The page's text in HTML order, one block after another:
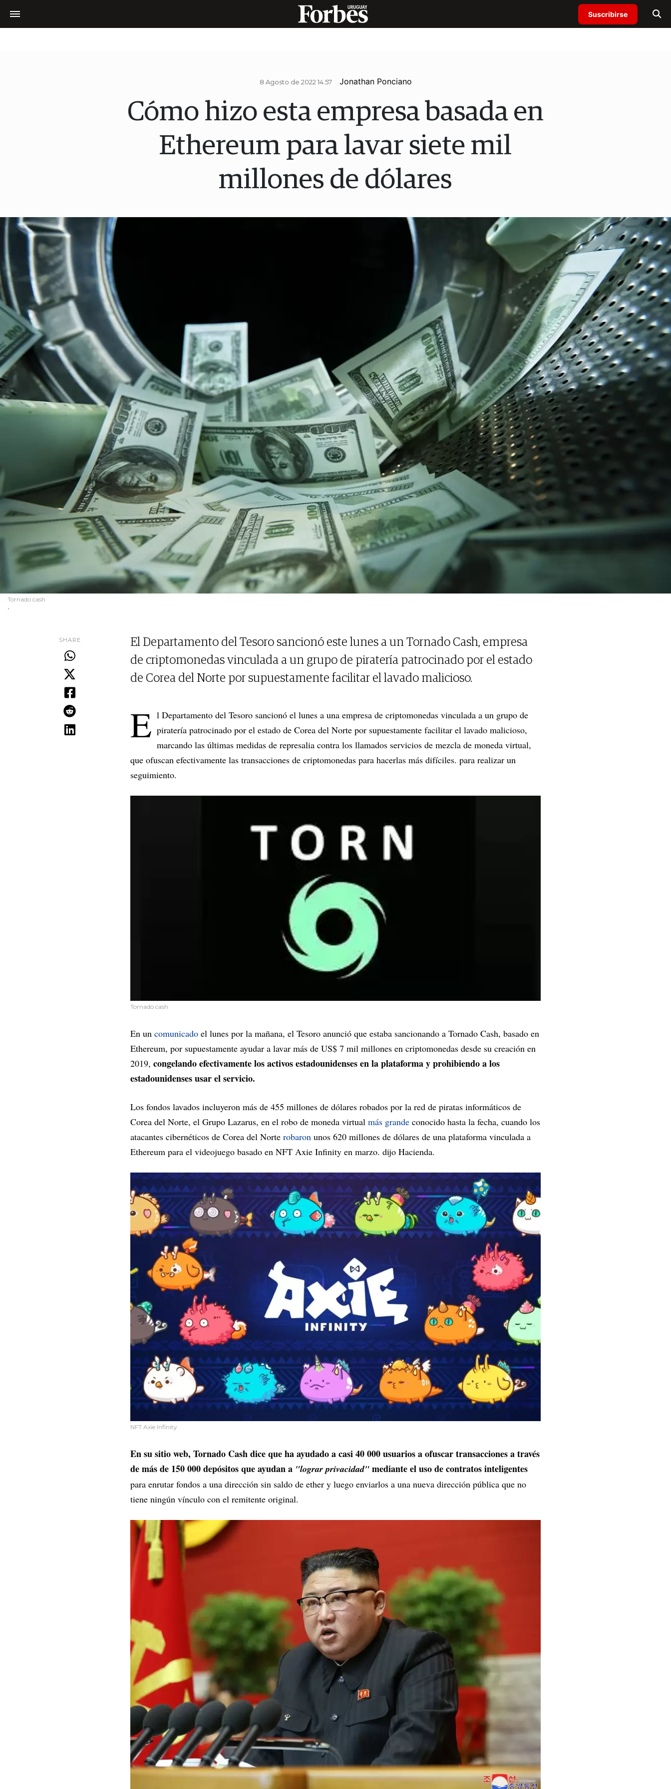
Suscribirse
8 Agosto de 2022 14.57 Jonathan Ponciano
Cómo hizo esta empresa basada en
Ethereum para lavar siete mil
millones de dólares
Tornado cash
.
SHARE
El Departamento del Tesoro sancionó este lunes a un Tornado Cash, empresa
de criptomonedas vinculada a un grupo de piratería patrocinado por el estado
de Corea del Norte por supuestamente facilitar el lavado malicioso.
E l Departamento del Tesoro sancionó el lunes a una empresa de criptomonedas vinculada a un grupo de
piratería patrocinado por el estado de Corea del Norte por supuestamente facilitar el lavado malicioso,
marcando las últimas medidas de represalia contra los llamados servicios de mezcla de moneda virtual,
que ofuscan efectivamente las transacciones de criptomonedas para hacerlas más difíciles. para realizar un
seguimiento.
Tornado cash
En un comunicado el lunes por la mañana, el Tesoro anunció que estaba sancionando a Tornado Cash, basado en
Ethereum, por supuestamente ayudar a lavar más de US$ 7 mil millones en criptomonedas desde su creación en
2019, congelando efectivamente los activos estadounidenses en la plataforma y prohibiendo a los
estadounidenses usar el servicio.
Los fondos lavados incluyeron más de 455 millones de dólares robados por la red de piratas informáticos de
Corea del Norte, el Grupo Lazarus, en el robo de moneda virtual más grande conocido hasta la fecha, cuando los
atacantes cibernéticos de Corea del Norte robaron unos 620 millones de dólares de una plataforma vinculada a
Ethereum para el videojuego basado en NFT Axie Infinity en marzo. dijo Hacienda.
NFT Axie Infinity
En su sitio web, Tornado Cash dice que ha ayudado a casi 40 000 usuarios a ofuscar transacciones a través
de más de 150 000 depósitos que ayudan a "lograr privacidad" mediante el uso de contratos inteligentes
para enrutar fondos a una dirección sin saldo de ether y luego enviarlos a una nueva dirección pública que no
tiene ningún vínculo con el remitente original.